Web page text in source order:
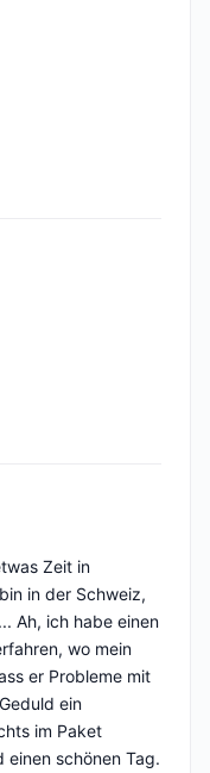
Zeit in
in der Schweiz,
Ah, ich habe einen
wo mein
er Probleme mit
ein
im Paket
einen schönen Tag.